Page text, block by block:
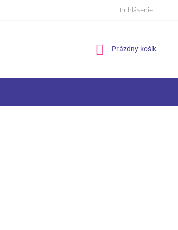
Prihlásenie
Nákupný
Prázdny košík